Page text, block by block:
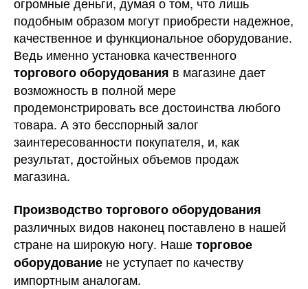
подобным образом могут приобрести надежное,
качественное и функциональное оборудование.
Ведь именно установка качественного
торгового оборудования в магазине дает
возможность в полной мере
продемонстрировать все достоинства любого
товара. А это бесспорный залог
заинтересованности покупателя, и, как
результат, достойных объемов продаж
магазина.
Производство торгового оборудования
различных видов наконец поставлено в нашей
стране на широкую ногу. Нашеторговое
оборудование не уступает по качеству
импортным аналогам.